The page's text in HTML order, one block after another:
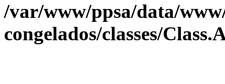
/var/www/ppsa/data/
congelados/classes/